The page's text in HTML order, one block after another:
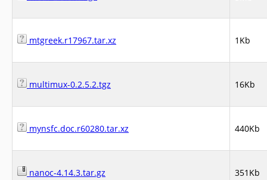
mtgreek.r17967.tar.xz 1Kb
multimux-0.2.5.2.tgz 16Kb
mynsfc.doc.r60280.tar.xz 440Kb
nanoc-4.14.3.tar.gz 351Kb